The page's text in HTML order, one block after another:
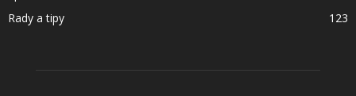
Rady a tipy
123